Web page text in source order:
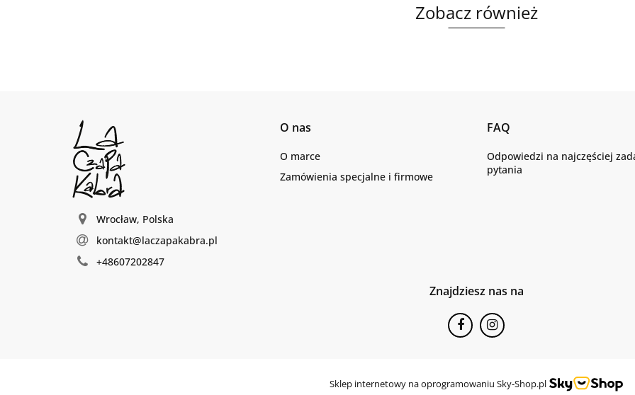
Zobacz również
Wrocław, Polska
kontakt@laczapakabra.pl
+48607202847
O nas
O marce
Zamówienia specjalne i firmowe
FAQ
Odpowiedzi na najczęściej
pytania
Znajdziesz nas na
Sklep internetowy na oprogramowaniu Sky-Shop.pl